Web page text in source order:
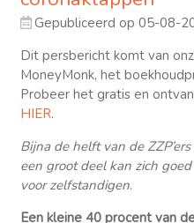
Gepubliceerd op 05-08-
Dit persbericht komt van
MoneyMonk, het
Probeer het gratis en
HIER.
Bijna de helft van de
een groot deel kan zich
voor zelfstandigen.
Een kleine 40 procent van